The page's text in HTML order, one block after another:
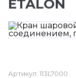
ETALON
Артикул: 113L7000